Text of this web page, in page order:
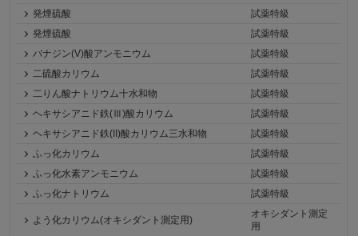
発煙硫酸
試薬特級
発煙硫酸
試薬特級
バナジン(V)酸アンモニウム
試薬特級
二硫酸カリウム
試薬特級
二りん酸ナトリウム十水和物
試薬特級
ヘキサシアニド鉄(Ⅲ)酸カリウム
試薬特級
ヘキサシアニド鉄(II)酸カリウム三水和物
試薬特級
ふっ化カリウム
試薬特級
ふっ化水素アンモニウム
試薬特級
ふっ化ナトリウム
試薬特級
よう化カリウム(オキシダント測定用)
オキシダント測定
用